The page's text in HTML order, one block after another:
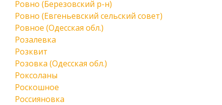
Ровно (Березовский р-н)
Ровно (Евгеньевский сельский совет)
Ровное (Одесская обл.)
Розалевка
Розквит
Розовка (Одесская обл.)
Роксоланы
Роскошное
Россияновка